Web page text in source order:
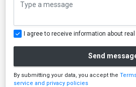
I agree to receive information about
Send
By submitting your data, you accept the
service and privacy policies